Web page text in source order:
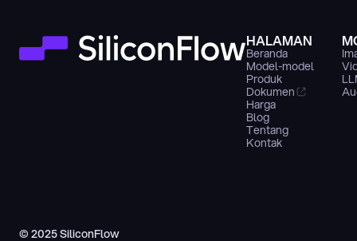
HALAMAN
Beranda
Model-model
Produk
Dokumen
Harga
Blog
Tentang
Kontak
© 2025 SiliconFlow